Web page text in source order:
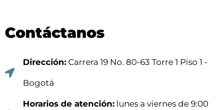
Contáctanos
Dirección: Carrera 19 No. 80-63 Torre 1 Piso 1 -
Bogotá
Horarios de atención: lunes a viernes de 9:00